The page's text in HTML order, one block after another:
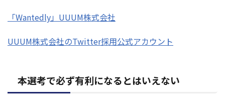
「Wantedly」UUUM株式会社
UUUM株式会社のTwitter採用公式アカウント
本選考で必ず有利になるとはいえない